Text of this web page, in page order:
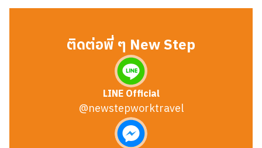
ติดต่อพี่ ๆ New Step
LINE Official
@newstepworktravel